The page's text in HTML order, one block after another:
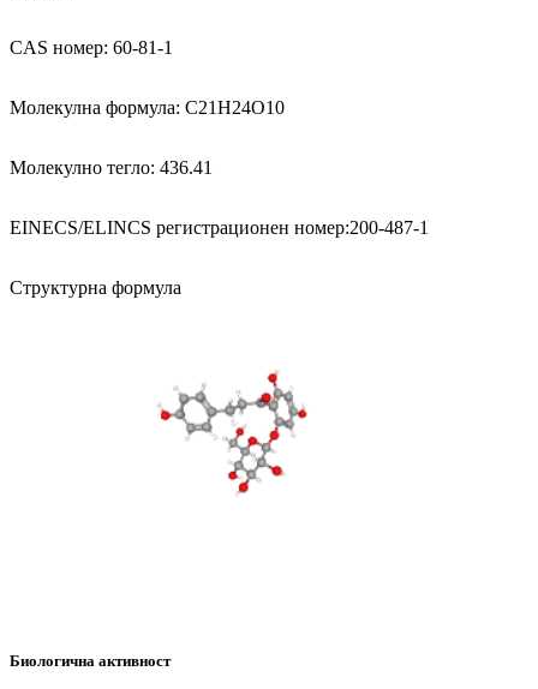
CAS номер: 60-81-1
Молекулна формула: C21H24O10
Молекулно тегло: 436.41
EINECS/ELINCS регистрационен номер:200-487-1
Структурна формула
Биологична активност